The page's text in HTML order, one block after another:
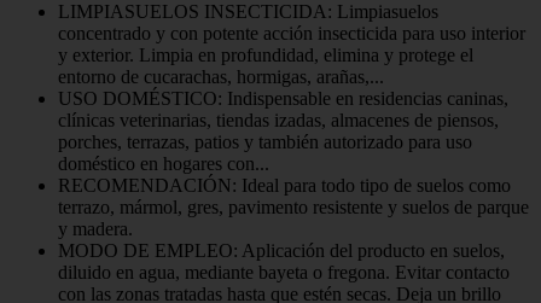
LIMPIASUELOS INSECTICIDA: Limpiasuelos
concentrado y con potente acción insecticida para uso interior
y exterior. Limpia en profundidad, elimina y protege el
entorno de cucarachas, hormigas, arañas,...
USO DOMÉSTICO: Indispensable en residencias caninas,
clínicas veterinarias, tiendas izadas, almacenes de piensos,
porches, terrazas, patios y también autorizado para uso
doméstico en hogares con...
RECOMENDACIÓN: Ideal para todo tipo de suelos como
terrazo, mármol, gres, pavimento resistente y suelos de parque
y madera.
MODO DE EMPLEO: Aplicación del producto en suelos,
diluido en agua, mediante bayeta o fregona. Evitar contacto
con las zonas tratadas hasta que estén secas. Deja un brillo